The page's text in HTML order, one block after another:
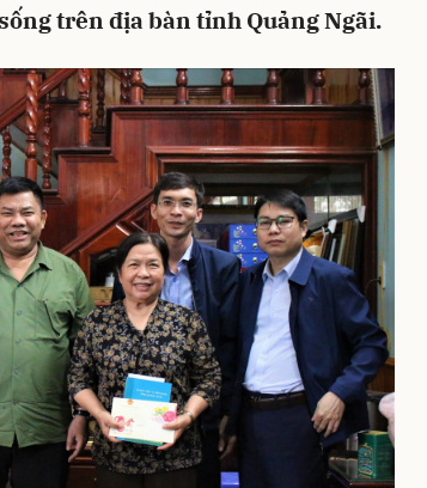
trên địa bàn tỉnh Quảng Ngãi.